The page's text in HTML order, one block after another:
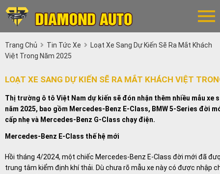
Trang Chủ Tin Tức Xe
Loạt Xe Sang Dự Kiến Sẽ Ra Mắt Khách
Việt Trong Năm 2025
LOẠT XE SANG DỰ KIẾN SẼ RA MẮT KHÁCH VIỆT
Thị trường ô tô Việt Nam dự kiến sẽ đón nhận thêm nhiều mẫu xe
năm 2025, bao gồm Mercedes-Benz E-Class, BMW 5-Series đời
cấp nhẹ và Mercedes-Benz G-Class chạy điện.
Mercedes-Benz E-Class thế hệ mới
Hồi tháng 4/2024, một chiếc Mercedes-Benz E-Class đời mới đã
trung tâm kiểm định khí thải. Dù chưa rõ mẫu xe này có được nhập